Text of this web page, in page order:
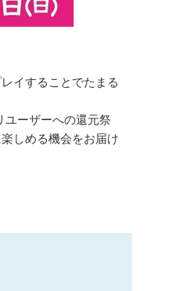
イすることでたまる
ユーザーへの還元祭
しめる機会をお届け